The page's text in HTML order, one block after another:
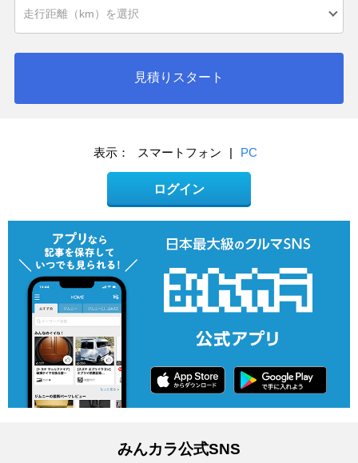
見積りスタート
表示： スマートフォン | PC
ログイン
みんカラ公式SNS